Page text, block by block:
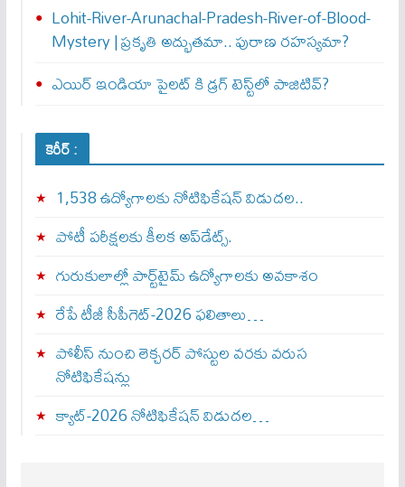
Lohit-River-Arunachal-Pradesh-River-of-Blood-
Mystery | ప్రకృతి అద్భుతమా.. పురాణ రహస్యమా?
ఎయిర్‌ ఇండియా పైలట్‌ కి డ్రగ్‌ టెస్ట్‌లో పాజిటివ్‌?
కెరీర్ :
1,538 ఉద్యోగాలకు నోటిఫికేషన్ విడుదల..
పోటీ పరీక్షలకు కీలక అప్‌డేట్స్.
గురుకులాల్లో పార్ట్‌టైమ్ ఉద్యోగాలకు అవకాశం
రేపే టీజీ సీపీగెట్‌-2026 ఫలితాలు…
పోలీస్ నుంచి లెక్చరర్ పోస్టుల వరకు వరుస
నోటిఫికేషన్లు
క్యాట్-2026 నోటిఫికేషన్ విడుదల…